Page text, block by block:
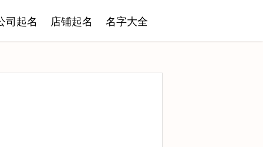
司起名 店铺起名 名字大全